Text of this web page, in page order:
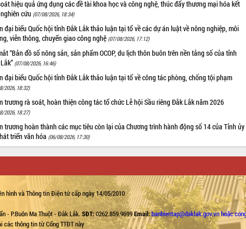
hiệu quả ứng dụng các đề tài khoa học và công nghệ, thúc đẩy thương mại hóa kết
cứu (07/08/2026, 18:34)
đại biểu Quốc hội tỉnh Đắk Lắk thảo luận tại tổ về các dự án luật về nông nghiệp, môi
viễn thông, chuyển giao công nghệ (07/08/2026, 17:12)
“Bản đồ số nông sản, sản phẩm OCOP, du lịch thôn buôn trên nền tảng số của tỉnh
(07/08/2026, 16:46)
đại biểu Quốc hội tỉnh Đắk Lắk thảo luận tại tổ về công tác phòng, chống tội phạm
2026, 18:32)
trương rà soát, hoàn thiện công tác tổ chức Lễ hội Sầu riêng Đắk Lắk năm 2026
2026, 18:27)
trương hoàn thành các mục tiêu còn lại của Chương trình hành động số 14 của Tỉnh ủy
triển văn hóa (06/08/2026, 17:30)
hình và Thông tin Điện tử cấp ngày 14/05/2010
- P.Buôn Ma Thuột - Đắk Lắk.SĐT:0262.859.9699Email:banbientap@daklak.gov.vn hoặc
các thông tin từ Cổng TTĐT này